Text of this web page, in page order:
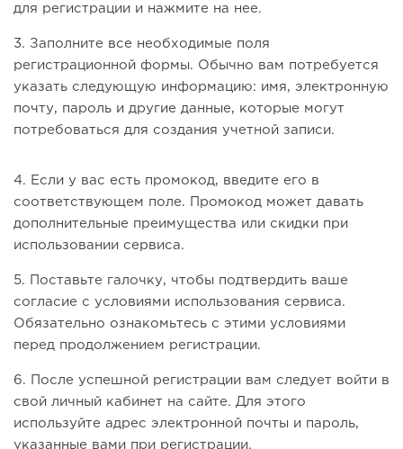
для регистрации и нажмите на нее.
3. Заполните все необходимые поля
регистрационной формы. Обычно вам потребуется
указать следующую информацию: имя, электронную
почту, пароль и другие данные, которые могут
потребоваться для создания учетной записи.
4. Если у вас есть промокод, введите его в
соответствующем поле. Промокод может давать
дополнительные преимущества или скидки при
использовании сервиса.
5. Поставьте галочку, чтобы подтвердить ваше
согласие с условиями использования сервиса.
Обязательно ознакомьтесь с этими условиями
перед продолжением регистрации.
6. После успешной регистрации вам следует войти в
свой личный кабинет на сайте. Для этого
используйте адрес электронной почты и пароль,
указанные вами при регистрации.